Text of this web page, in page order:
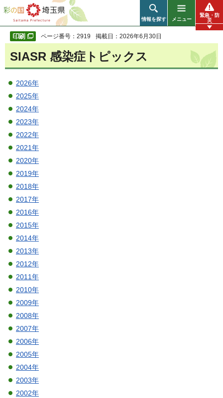
彩の国 埼玉県
情報を探す メニュー
緊急・防
災
ページ番号：2919 掲載日：2026年6月30日
SIASR 感染症トピックス
2026年
2025年
2024年
2023年
2022年
2021年
2020年
2019年
2018年
2017年
2016年
2015年
2014年
2013年
2012年
2011年
2010年
2009年
2008年
2007年
2006年
2005年
2004年
2003年
2002年